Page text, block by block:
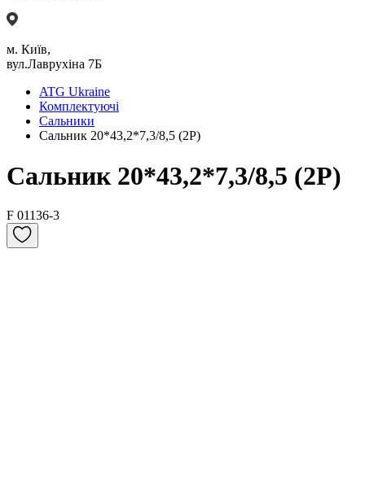
м. Київ,
вул.Лаврухіна 7Б
ATG Ukraine
Комплектуючі
Сальники
Сальник 20*43,2*7,3/8,5 (2P)
Сальник 20*43,2*7,3/8,5 (2P)
F 01136-3